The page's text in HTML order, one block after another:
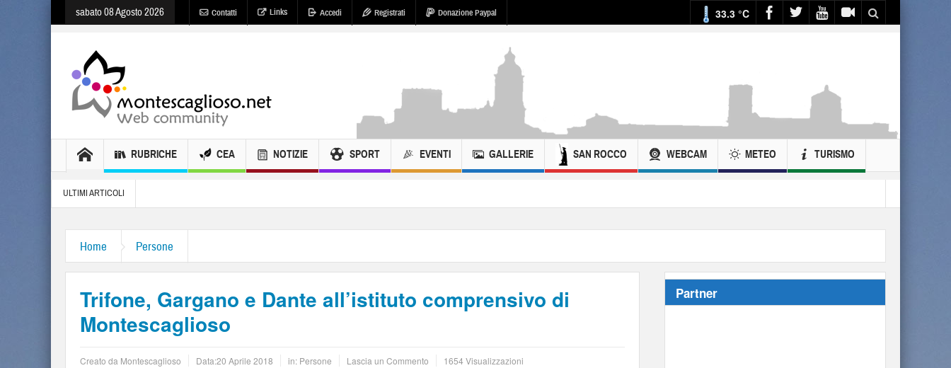
sabato 08 Agosto 2026 Contatti Links Accedi Registrati Donazione Paypal 33.3 °C
RUBRICHE CEA NOTIZIE SPORT EVENTI GALLERIE SAN ROCCO WEBCAM METEO TURISMO
ULTIMI ARTICOLI
Home Persone
Trifone, Gargano e Dante all’istituto comprensivo di
Montescaglioso
Creato da Montescaglioso Data:20 Aprile 2018 in: Persone Lascia un Commento 1654 Visualizzazioni
Partner